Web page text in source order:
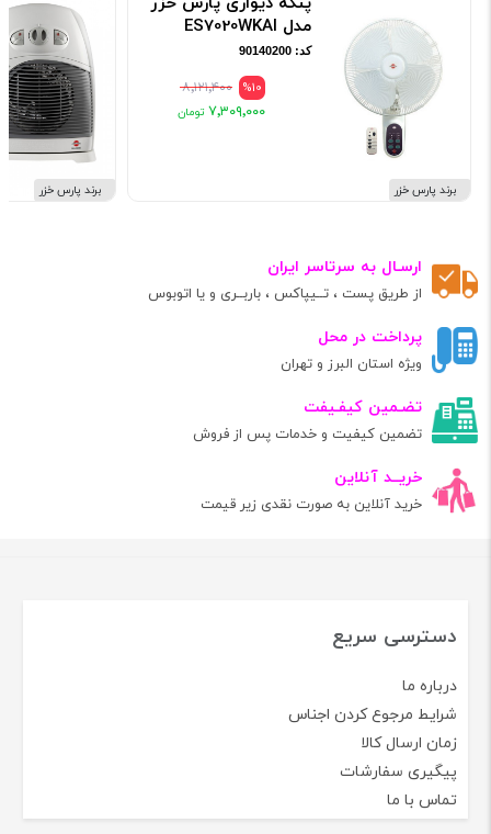
برند پارس خزر
مدل ES7020WKAI
کد: 90140200
%10 ۸٬۱۲۱٬۴۰۰
۷٬۳۰۹٬۰۰۰
برند پارس خزر
ارسـال به سرتاسر ایران
از طریق پست ، تــیپاکس ، باربــری و یا اتوبوس
پرداخت در محل
ویژه استان البرز و تهران
تضـمین کیفـیفت
تضمین کیفیت و خدمات پس از فروش
خریــد آنلاین
خرید آنلاین به صورت نقدی زیر قیمت
دسترسی سریع
درباره ما
شرایط مرجوع کردن اجناس
زمان ارسال کالا
پیگیری سفارشات
تماس با ما